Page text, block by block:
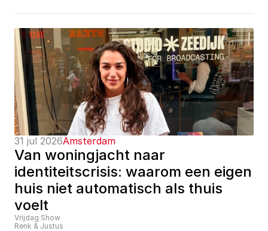
31 jul 2026Amsterdam
Van woningjacht naar
identiteitscrisis: waarom een eigen
huis niet automatisch als thuis
voelt
Vrijdag Show
Renk & Justus